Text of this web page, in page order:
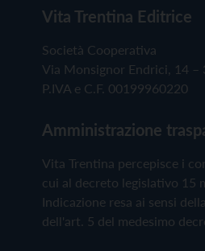
Vita Trentina Editrice
Società Cooperativa
Via Monsignor Endrici, 14 –
P.IVA e C.F. 00199960220
Amministrazione
Vita Trentina percepisce i
cui al decreto legislativo 15
Indicazione resa ai sensi
dell'art. 5 del medesimo